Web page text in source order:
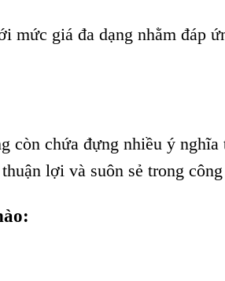
mức giá đa dạng nhằm đáp
còn chứa đựng nhiều ý nghĩa
lợi và suôn sẻ trong